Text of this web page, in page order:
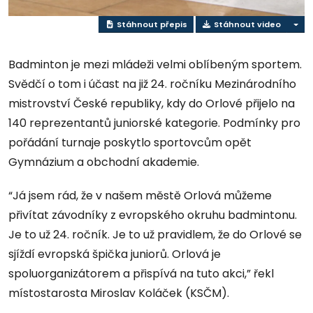
Stáhnout přepis Stáhnout video
Badminton je mezi mládeži velmi oblíbeným sportem.
Svědčí o tom i účast na již 24. ročníku Mezinárodního
mistrovství České republiky, kdy do Orlové přijelo na
140 reprezentantů juniorské kategorie. Podmínky pro
pořádání turnaje poskytlo sportovcům opět
Gymnázium a obchodní akademie.
“Já jsem rád, že v našem městě Orlová můžeme
přivítat závodníky z evropského okruhu badmintonu.
Je to už 24. ročník. Je to už pravidlem, že do Orlové se
sjíždí evropská špička juniorů. Orlová je
spoluorganizátorem a přispívá na tuto akci,” řekl
místostarosta Miroslav Koláček (KSČM).